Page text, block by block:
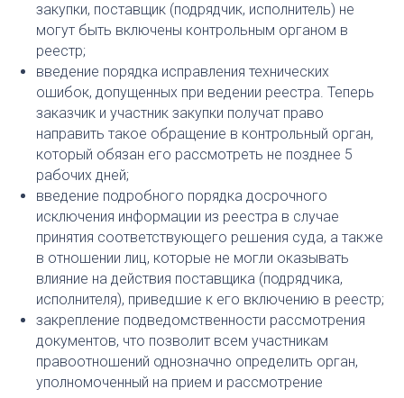
закупки, поставщик (подрядчик, исполнитель) не
могут быть включены контрольным органом в
реестр;
введение порядка исправления технических
ошибок, допущенных при ведении реестра. Теперь
заказчик и участник закупки получат право
направить такое обращение в контрольный орган,
который обязан его рассмотреть не позднее 5
рабочих дней;
введение подробного порядка досрочного
исключения информации из реестра в случае
принятия соответствующего решения суда, а также
в отношении лиц, которые не могли оказывать
влияние на действия поставщика (подрядчика,
исполнителя), приведшие к его включению в реестр;
закрепление подведомственности рассмотрения
документов, что позволит всем участникам
правоотношений однозначно определить орган,
уполномоченный на прием и рассмотрение